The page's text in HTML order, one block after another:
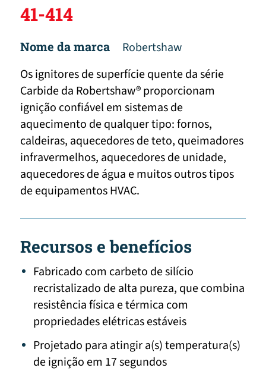
41-414
Nome da marca
Robertshaw
Os ignitores de superfície quente da série
Carbide da Robertshaw® proporcionam
ignição confiável em sistemas de
aquecimento de qualquer tipo: fornos,
caldeiras, aquecedores de teto, queimadores
infravermelhos, aquecedores de unidade,
aquecedores de água e muitos outros tipos
de equipamentos HVAC.
Recursos e benefícios
Fabricado com carbeto de silício
recristalizado de alta pureza, que combina
resistência física e térmica com
propriedades elétricas estáveis
Projetado para atingir a(s) temperatura(s)
de ignição em 17 segundos